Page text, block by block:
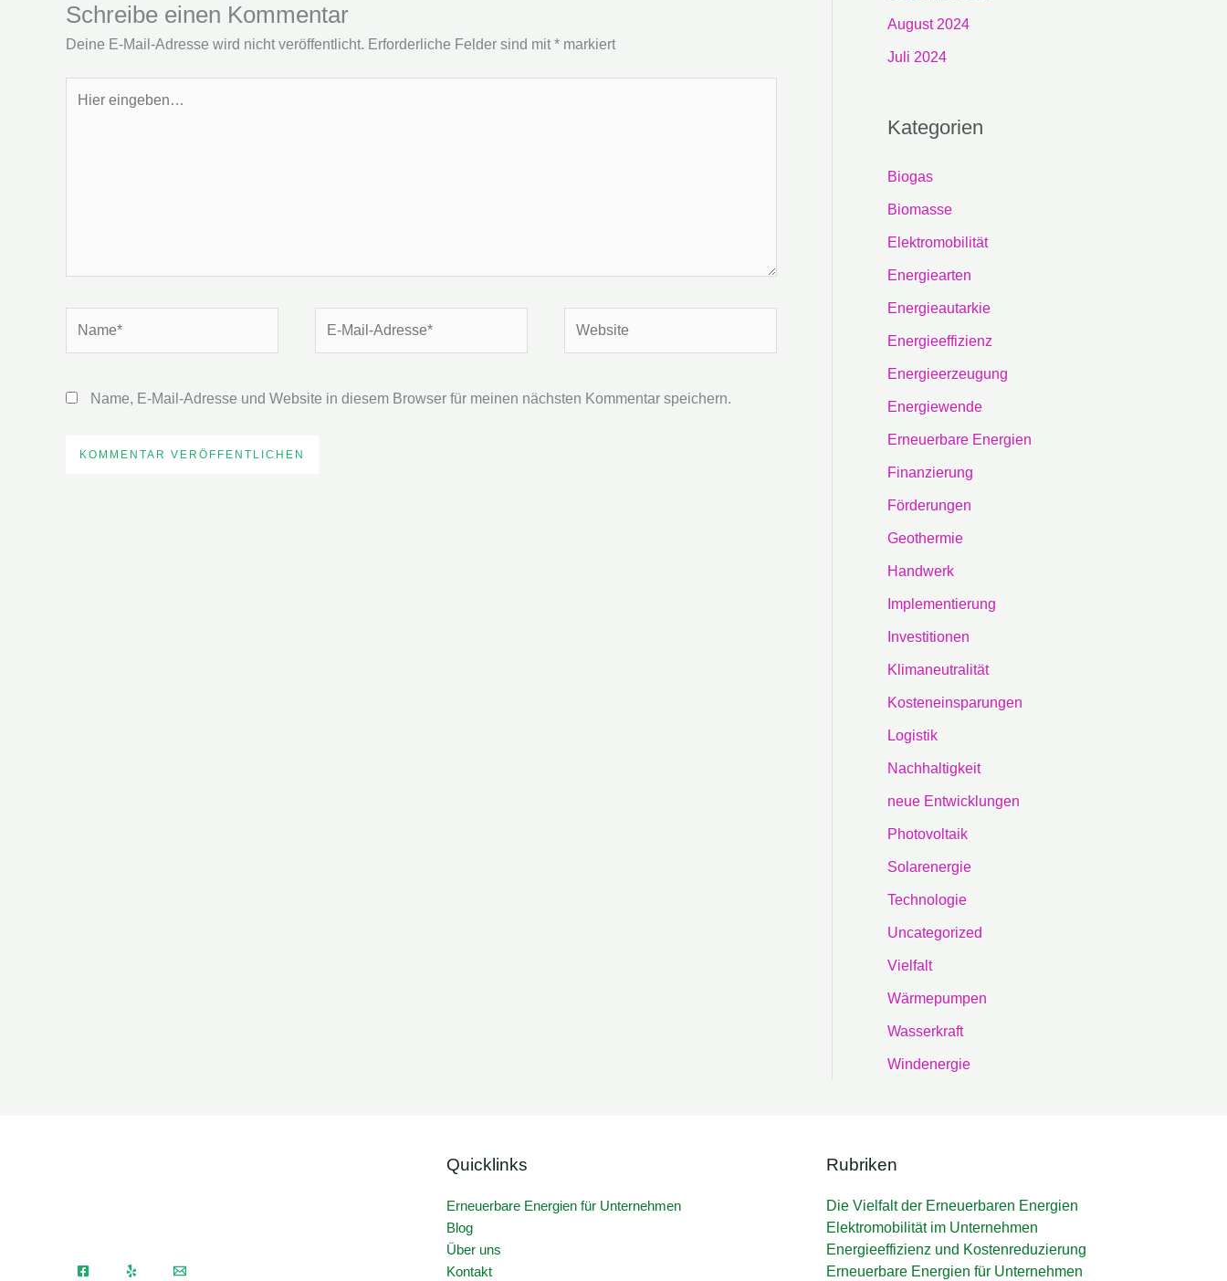
Schreibe einen Kommentar
Deine E-Mail-Adresse wird nicht veröffentlicht. Erforderliche Felder sind mit * markiert
eingeben…
Mail-
Name, E-Mail-Adresse und Website in diesem Browser für meinen nächsten Kommentar speichern.
August 2024
Juli 2024
Kategorien
Biogas
Biomasse
Elektromobilität
Energiearten
Energieautarkie
Energieeffizienz
Energieerzeugung
Energiewende
Erneuerbare Energien
Finanzierung
Förderungen
Geothermie
Handwerk
Implementierung
Investitionen
Klimaneutralität
Kosteneinsparungen
Logistik
Nachhaltigkeit
neue Entwicklungen
Photovoltaik
Solarenergie
Technologie
Uncategorized
Vielfalt
Wärmepumpen
Wasserkraft
Windenergie
Quicklinks
Erneuerbare Energien für Unternehmen
Blog
Über uns
Kontakt
Rubriken
Die Vielfalt der Erneuerbaren Energien
Elektromobilität im Unternehmen
Energieeffizienz und Kostenreduzierung
Erneuerbare Energien für Unternehmen